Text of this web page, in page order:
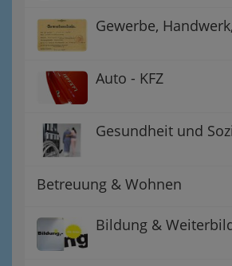
Gewerbe,
Auto - KFZ
Gesundheit und
Betreuung & Wohnen
Bildung &